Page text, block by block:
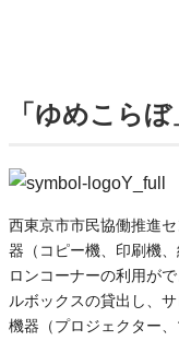
「ゆめこら
西東京市市民協働推進
器（コピー機、印刷機
ロンコーナーの利用が
ルボックスの貸出し、
機器（プロジェクター